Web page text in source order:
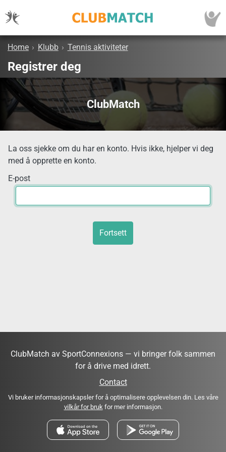
Home › Klubb › Tennis aktiviteter
Registrer deg
ClubMatch
La oss sjekke om du har en konto. Hvis ikke, hjelper vi deg
med å opprette en konto.
E-post
Fortsett
ClubMatch av SportConnexions — vi bringer folk sammen
for å drive med idrett.
Contact
Vi bruker informasjonskapsler for å optimalisere opplevelsen din. Les våre
vilkår for brukfor mer informasjon.